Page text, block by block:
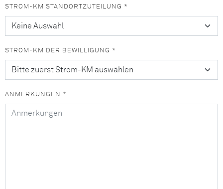
STROM-KM STANDORTZUTEILUNG *
STROM-KM DER BEWILLIGUNG *
ANMERKUNGEN *